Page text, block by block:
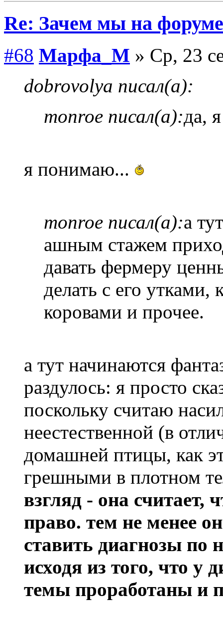
Re: Зачем мы на
#68 Марфа_М » Ср, 23
dobrovolya писал(а):
monroe писал(а):да,
я понимаю...
monroe писал(а):а
ашным стажем
давать фермеру
делать с его утками,
коровами и прочее.
а тут начинаются
раздулось: я просто
поскольку считаю
неестественной (в
домашней птицы, как
грешными в плотном
взгляд - она считает,
право. тем не менее
ставить диагнозы по
исходя из того, что у
темы проработаны и